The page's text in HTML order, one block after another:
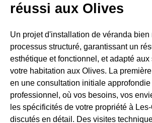
réussi aux Olives
Un projet d'installation de véranda bien
processus structuré, garantissant un
esthétique et fonctionnel, et adapté
votre habitation aux Olives. La
en une consultation initiale
professionnel, où vos besoins, vos
les spécificités de votre propriété à
discutés en détail. Des visites